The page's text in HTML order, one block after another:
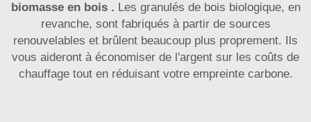
biomasse en bois . Les granulés de bois biologique, en
revanche, sont fabriqués à partir de sources
renouvelables et brûlent beaucoup plus proprement. Ils
vous aideront à économiser de l'argent sur les coûts de
chauffage tout en réduisant votre empreinte carbone.